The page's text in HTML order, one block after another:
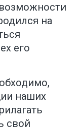
на
его
наших
свой